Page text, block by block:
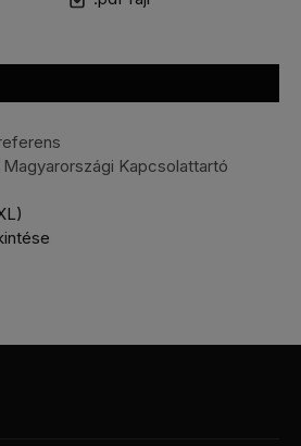
Magyarországi Kapcsolattartó